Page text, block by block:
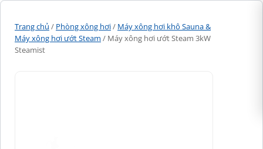
Trang chủ / Phòng xông hơi/ Máy xông hơi khô Sauna &
Máy xông hơi ướt Steam / Máy xông hơi ướt Steam 3kW
Steamist